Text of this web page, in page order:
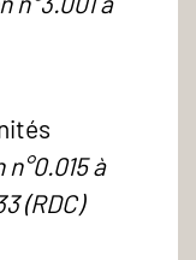
à
(RDC)